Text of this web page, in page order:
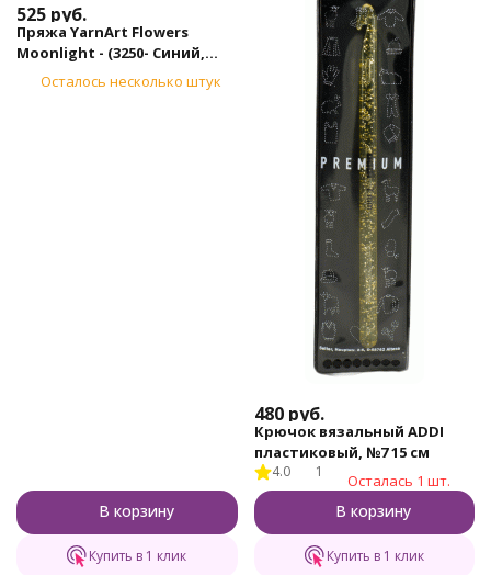
525 руб.
Пряжа YarnArt Flowers
Moonlight - (3250- Синий,
жёлтый, зеленый)
Осталось несколько штук
В корзину
Купить в 1 клик
480 руб.
Крючок вязальный ADDI
пластиковый, №7 15 см
4.0 1 Осталась 1 шт.
В корзину
Купить в 1 клик